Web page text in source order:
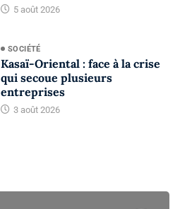
5 août 2026
SOCIÉTÉ
Kasaï-Oriental : face à la crise
qui secoue plusieurs
entreprises
3 août 2026